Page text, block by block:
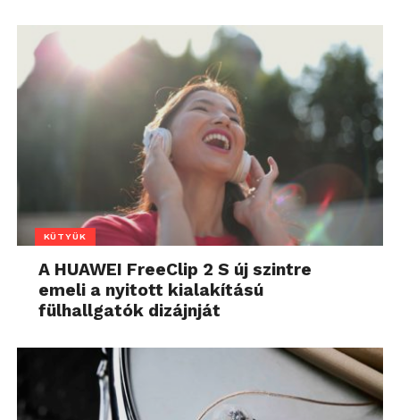
KÜTYÜK
A HUAWEI FreeClip 2 S új szintre
emeli a nyitott kialakítású
fülhallgatók dizájnját